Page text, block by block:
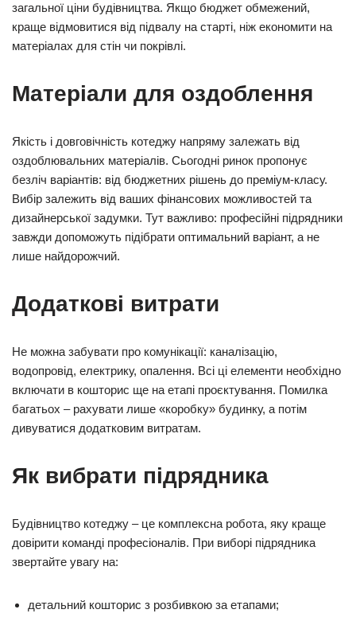
загальної ціни будівництва. Якщо бюджет обмежений,
краще відмовитися від підвалу на старті, ніж економити на
матеріалах для стін чи покрівлі.
Матеріали для оздоблення
Якість і довговічність котеджу напряму залежать від
оздоблювальних матеріалів. Сьогодні ринок пропонує
безліч варіантів: від бюджетних рішень до преміум-класу.
Вибір залежить від ваших фінансових можливостей та
дизайнерської задумки. Тут важливо: професійні підрядники
завжди допоможуть підібрати оптимальний варіант, а не
лише найдорожчий.
Додаткові витрати
Не можна забувати про комунікації: каналізацію,
водопровід, електрику, опалення. Всі ці елементи необхідно
включати в кошторис ще на етапі проєктування. Помилка
багатьох – рахувати лише «коробку» будинку, а потім
дивуватися додатковим витратам.
Як вибрати підрядника
Будівництво котеджу – це комплексна робота, яку краще
довірити команді професіоналів. При виборі підрядника
звертайте увагу на:
детальний кошторис з розбивкою за етапами;